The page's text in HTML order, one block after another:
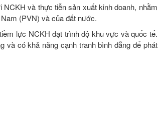
và thực tiễn sản xuất kinh doanh, nhằm
(PVN) và của đất nước.
lực NCKH đạt trình độ khu vực và quốc tế.
và có khả năng cạnh tranh bình đẳng để phát